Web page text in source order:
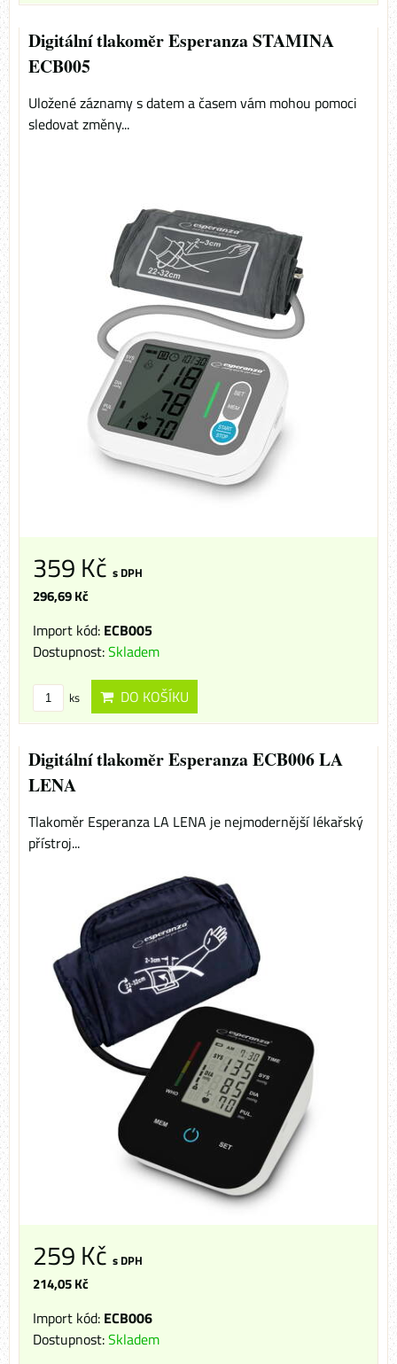
Digitální tlakoměr Esperanza STAMINA
ECB005
Uložené záznamy s datem a časem vám mohou pomoci
sledovat změny...
359 Kč s DPH
296,69 Kč
Import kód: ECB005
Dostupnost:Skladem
ks DO KOŠÍKU
Digitální tlakoměr Esperanza ECB006 LA
LENA
Tlakoměr Esperanza LA LENA je nejmodernější lékařský
přístroj...
259 Kč s DPH
214,05 Kč
Import kód: ECB006
Dostupnost:Skladem